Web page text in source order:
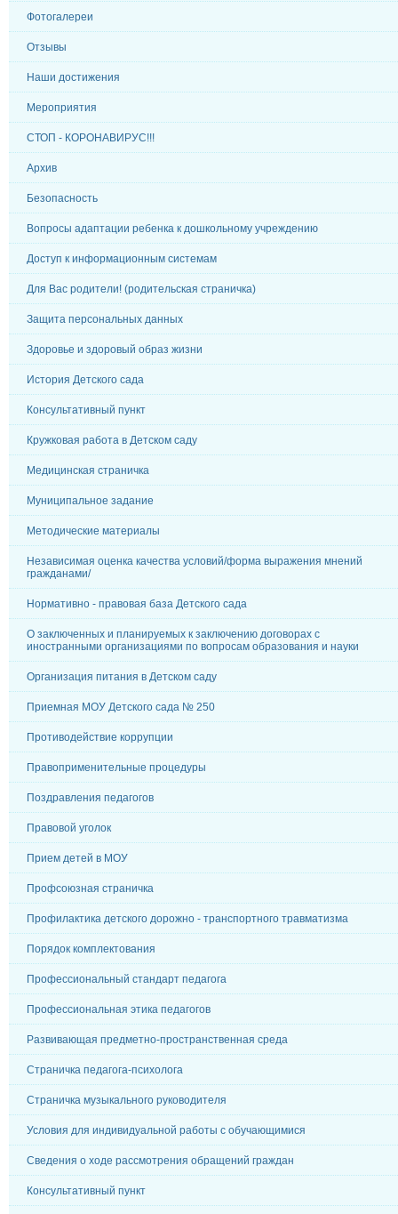
Фотогалереи
Отзывы
Наши достижения
Мероприятия
СТОП - КОРОНАВИРУС!!!
Архив
Безопасность
Вопросы адаптации ребенка к дошкольному учреждению
Доступ к информационным системам
Для Вас родители! (родительская страничка)
Защита персональных данных
Здоровье и здоровый образ жизни
История Детского сада
Консультативный пункт
Кружковая работа в Детском саду
Медицинская страничка
Муниципальное задание
Методические материалы
Независимая оценка качества условий/форма выражения мнений
гражданами/
Нормативно - правовая база Детского сада
О заключенных и планируемых к заключению договорах с
иностранными организациями по вопросам образования и науки
Организация питания в Детском саду
Приемная МОУ Детского сада № 250
Противодействие коррупции
Правоприменительные процедуры
Поздравления педагогов
Правовой уголок
Прием детей в МОУ
Профсоюзная страничка
Профилактика детского дорожно - транспортного травматизма
Порядок комплектования
Профессиональный стандарт педагога
Профессиональная этика педагогов
Развивающая предметно-пространственная среда
Страничка педагога-психолога
Страничка музыкального руководителя
Условия для индивидуальной работы с обучающимися
Сведения о ходе рассмотрения обращений граждан
Консультативный пункт